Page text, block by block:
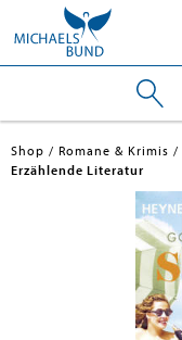
Shop Romane & Krimis
Erzählende Literatur